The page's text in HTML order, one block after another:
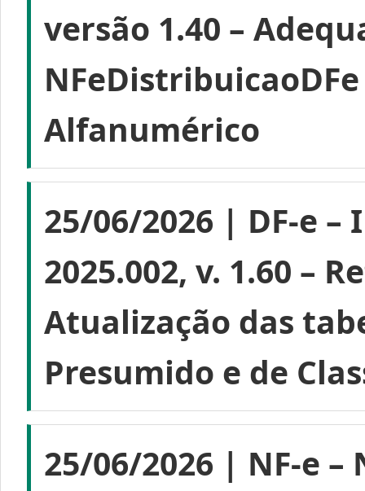
versão 1.40 –
NFeDistribuicaoDFe
Alfanumérico
25/06/2026 | DF-e –
2025.002, v. 1.60 –
Atualização das
Presumido e de
25/06/2026 | NF-e –